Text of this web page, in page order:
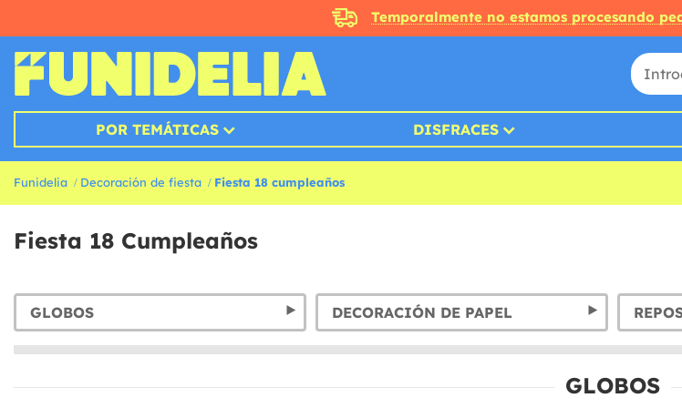
Temporalmente no estamos procesando
POR TEMÁTICAS DISFRACES
Funidelia Decoración de fiesta Fiesta 18 cumpleaños
Fiesta 18 Cumpleaños
GLOBOS DECORACIÓN DE PAPEL
GLOBOS